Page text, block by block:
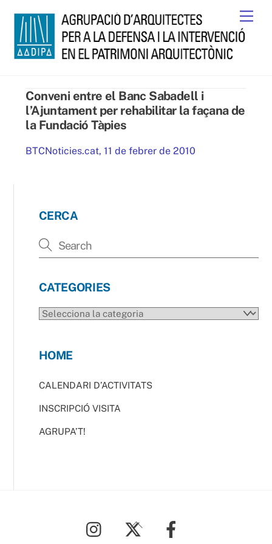
content
Conveni entre el Banc Sabadell i
l’Ajuntament per rehabilitar la façana de
la Fundació Tàpies
BTCNoticies.cat, 11 de febrer de 2010
CERCA
CATEGORIES
CATEGORIES
HOME
CALENDARI D’ACTIVITATS
INSCRIPCIÓ VISITA
AGRUPA’T!
To
Top